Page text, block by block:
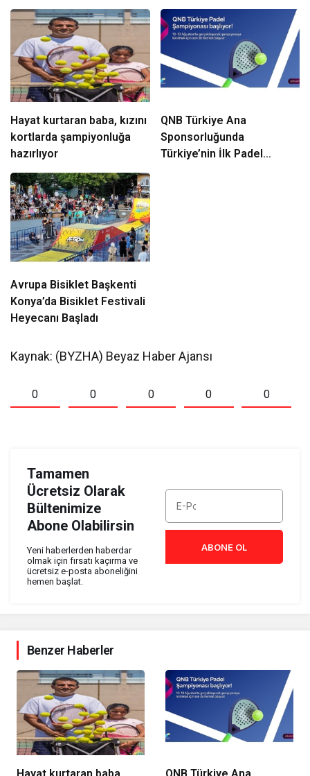
Hayat kurtaran baba, kızını
kortlarda şampiyonluğa
hazırlıyor
QNB Türkiye Ana
Sponsorluğunda
Türkiye’nin İlk Padel
Avrupa Bisiklet Başkenti
Konya’da Bisiklet Festivali
Heyecanı Başladı
Kaynak: (BYZHA) Beyaz Haber Ajansı
0 0 0 0 0
Tamamen
Ücretsiz Olarak
Bültenimize
Abone Olabilirsin
Yeni haberlerden haberdar
olmak için fırsatı kaçırma ve
ücretsiz e-posta aboneliğini
hemen başlat.
ABONE OL
Benzer Haberler